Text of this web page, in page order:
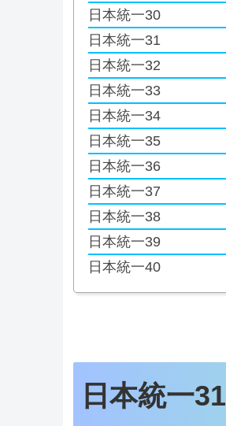
日本統一30
日本統一31
日本統一32
日本統一33
日本統一34
日本統一35
日本統一36
日本統一37
日本統一38
日本統一39
日本統一40
日本統一31